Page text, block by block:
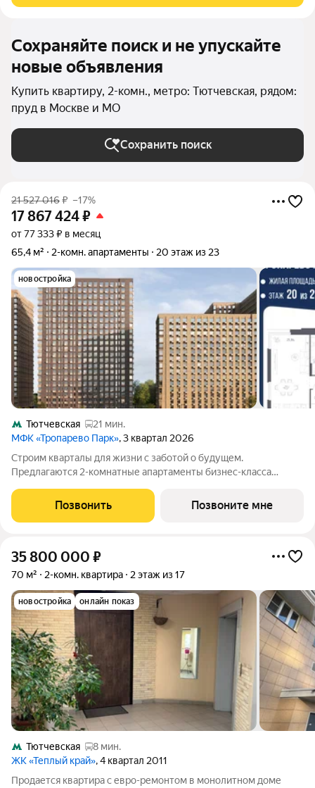
Сохраняйте поиск и не упускайте
новые объявления
Купить квартиру, 2-комн., метро: Тютчевская, рядом:
пруд в Москве и МО
Сохранить поиск
21 527 016₽ –17%
17 867 424₽
от 77 333 ₽ в месяц
65,4 м²
2-комн. апартаменты 20 этаж из 23
новостройка
Тютчевская
21 мин.
МФК «Тропарево Парк», 3 квартал 2026
Строим кварталы для жизни с заботой о будущем.
Предлагаются 2-комнатные апартаменты бизнес-класса
этаже, в жилом комплексе "Тропарево Парк".Проект строится
полностью с отделкой, которая
Позвонить Позвоните мне
35 800 000 ₽
70 м² 2-комн. квартира 2 этаж из 17
новостройка онлайн показ
Тютчевская
8 мин.
ЖК «Теплый край», 4 квартал 2011
Продается квартира с евро-ремонтом в монолитном доме